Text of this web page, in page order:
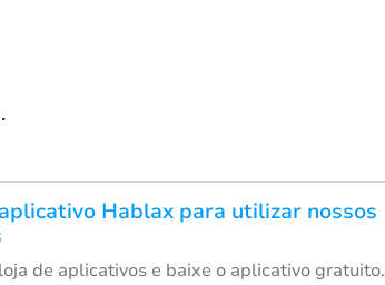
Hablax para utilizar nossos
de aplicativos e baixe o aplicativo gratuito.